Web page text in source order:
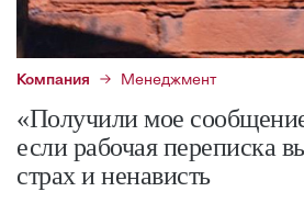
Компания Менеджмент
«Получили мое
если рабочая переписка
страх и ненависть